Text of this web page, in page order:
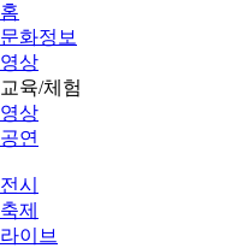
홈
문화정보
영상
교육/체험
영상
공연
전시
축제
라이브